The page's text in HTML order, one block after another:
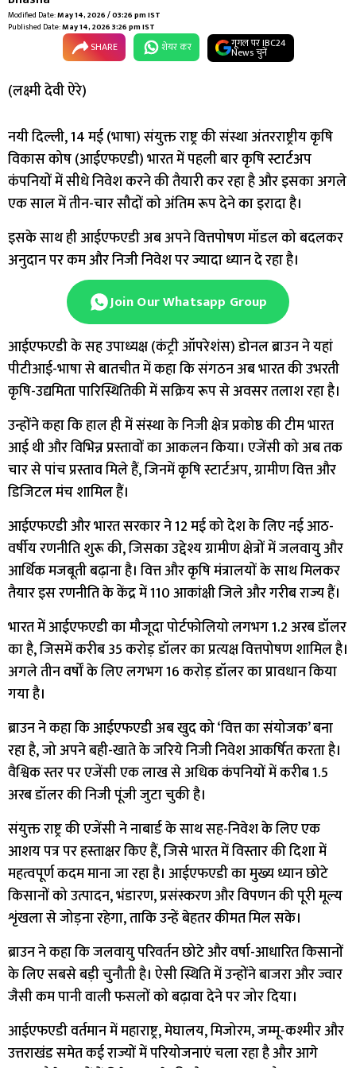
Modified Date:May 14, 2026 / 03:26 pm IST
Published Date:May 14, 2026 3:26 pm IST
SHARE शेयर कर गूगल पर IBC24
News चुनें
(लक्ष्मी देवी ऐरे)
नयी दिल्ली, 14 मई (भाषा) संयुक्त राष्ट्र की संस्था अंतरराष्ट्रीय कृषि
विकास कोष (आईएफएडी) भारत में पहली बार कृषि स्टार्टअप
कंपनियों में सीधे निवेश करने की तैयारी कर रहा है और इसका अगले
एक साल में तीन-चार सौदों को अंतिम रूप देने का इरादा है।
इसके साथ ही आईएफएडी अब अपने वित्तपोषण मॉडल को बदलकर
अनुदान पर कम और निजी निवेश पर ज्यादा ध्यान दे रहा है।
Join Our Whatsapp Group
आईएफएडी के सह उपाध्यक्ष (कंट्री ऑपरेशंस) डोनल ब्राउन ने यहां
पीटीआई-भाषा से बातचीत में कहा कि संगठन अब भारत की उभरती
कृषि-उद्यमिता पारिस्थितिकी में सक्रिय रूप से अवसर तलाश रहा है।
उन्होंने कहा कि हाल ही में संस्था के निजी क्षेत्र प्रकोष्ठ की टीम भारत
आई थी और विभिन्न प्रस्तावों का आकलन किया। एजेंसी को अब तक
चार से पांच प्रस्ताव मिले हैं, जिनमें कृषि स्टार्टअप, ग्रामीण वित्त और
डिजिटल मंच शामिल हैं।
आईएफएडी और भारत सरकार ने 12 मई को देश के लिए नई आठ-
वर्षीय रणनीति शुरू की, जिसका उद्देश्य ग्रामीण क्षेत्रों में जलवायु और
आर्थिक मजबूती बढ़ाना है। वित्त और कृषि मंत्रालयों के साथ मिलकर
तैयार इस रणनीति के केंद्र में 110 आकांक्षी जिले और गरीब राज्य हैं।
भारत में आईएफएडी का मौजूदा पोर्टफोलियो लगभग 1.2 अरब डॉलर
का है, जिसमें करीब 35 करोड़ डॉलर का प्रत्यक्ष वित्तपोषण शामिल है।
अगले तीन वर्षों के लिए लगभग 16 करोड़ डॉलर का प्रावधान किया
गया है।
ब्राउन ने कहा कि आईएफएडी अब खुद को ‘वित्त का संयोजक’ बना
रहा है, जो अपने बही-खाते के जरिये निजी निवेश आकर्षित करता है।
वैश्विक स्तर पर एजेंसी एक लाख से अधिक कंपनियों में करीब 1.5
अरब डॉलर की निजी पूंजी जुटा चुकी है।
संयुक्त राष्ट्र की एजेंसी ने नाबार्ड के साथ सह-निवेश के लिए एक
आशय पत्र पर हस्ताक्षर किए हैं, जिसे भारत में विस्तार की दिशा में
महत्वपूर्ण कदम माना जा रहा है। आईएफएडी का मुख्य ध्यान छोटे
किसानों को उत्पादन, भंडारण, प्रसंस्करण और विपणन की पूरी मूल्य
शृंखला से जोड़ना रहेगा, ताकि उन्हें बेहतर कीमत मिल सके।
ब्राउन ने कहा कि जलवायु परिवर्तन छोटे और वर्षा-आधारित किसानों
के लिए सबसे बड़ी चुनौती है। ऐसी स्थिति में उन्होंने बाजरा और ज्वार
जैसी कम पानी वाली फसलों को बढ़ावा देने पर जोर दिया।
आईएफएडी वर्तमान में महाराष्ट्र, मेघालय, मिजोरम, जम्मू-कश्मीर और
उत्तराखंड समेत कई राज्यों में परियोजनाएं चला रहा है और आगे